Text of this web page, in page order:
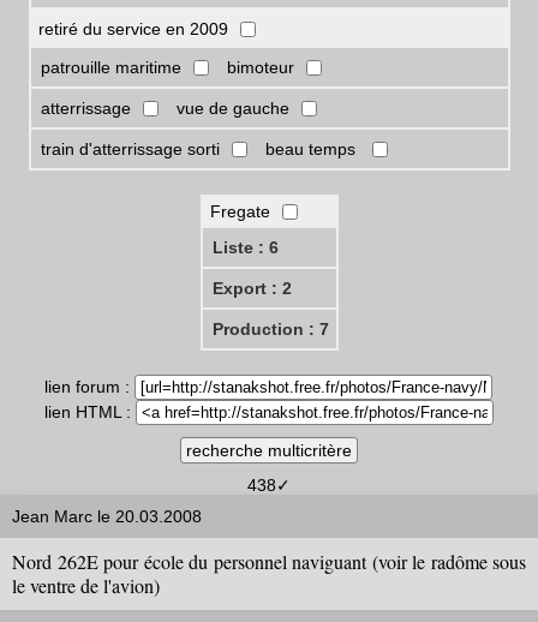
retiré du service en 2009
patrouille maritime
bimoteur
atterrissage vue de gauche
train d'atterrissage sorti beau temps
Fregate
Liste : 6
Export : 2
Production : 7
lien forum :
lien HTML :
438✓
Jean Marc le 20.03.2008
Nord 262E pour école du personnel naviguant (voir le radôme sous
le ventre de l'avion)